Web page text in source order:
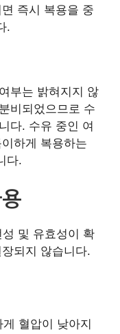
즉시 복용을 중
.
부는 밝혀지지 않
비되었으므로 수
다. 수유 중인 여
하게 복용하는
다.
및 유효성이 확
되지 않습니다.
혈압이 낮아지